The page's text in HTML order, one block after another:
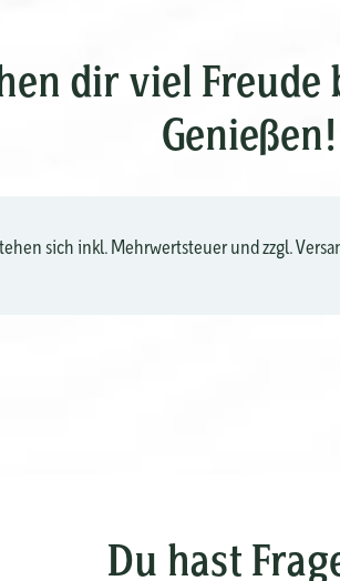
dir viel
Genießen!
sich inkl. Mehrwertsteuer und zzgl.
Du hast